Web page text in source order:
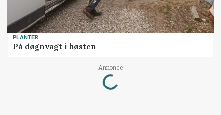
PLANTER
På døgnvagt i høsten
Annonce
Loading...